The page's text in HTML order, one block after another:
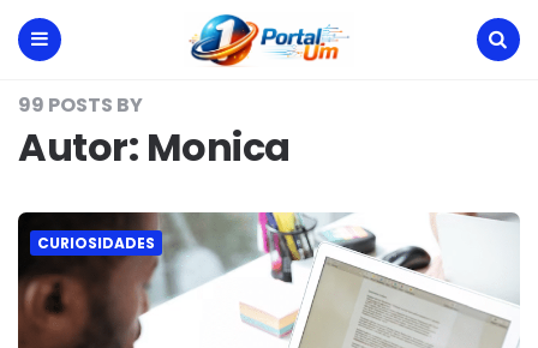
99 POSTS BY
Autor: Monica
CURIOSIDADES